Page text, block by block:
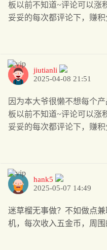
板以前不知道~评论可以涨
妥妥的每次都评论下，赚
jiutianli
2025-04-08 21:51
因为本大爷很懒不想每个
板以前不知道~评论可以涨
妥妥的每次都评论下，赚
hank5
2025-05-07 14:49
迷草榴无事做？不如做点
机，每次收入五金币，周